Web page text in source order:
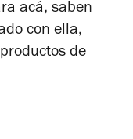
acá, saben
con ella,
de